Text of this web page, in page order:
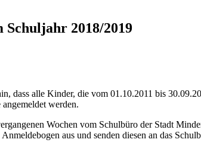
Schuljahr 2018/2019
dass alle Kinder, die vom 01.10.2011 bis
werden.
Wochen vom Schulbüro der Stadt
aus und senden diesen an das